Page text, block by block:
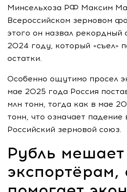
Минсельхоза РФ Максим
Всероссийском зерновом
этого он назвал рекордный
2024 году, который «съел»
остатки.
Особенно ощутимо просел
мае 2025 года Россия
млн тонн, тогда как в мае
тонн, что означает
Российский зерновой союз.
Рубль мешает
экспортёрам,